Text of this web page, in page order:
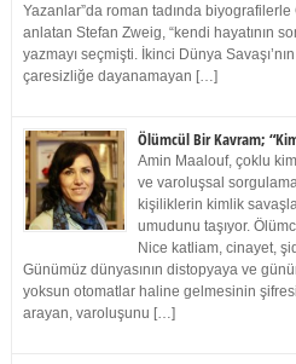
Yazanlar”da roman tadında
anlatan Stefan Zweig, “kendi hayatının
yazmayı seçmişti. İkinci Dünya
çaresizliğe dayanamayan […]
Ölümcül Bir Kavram;
Amin Maalouf, çoklu
ve varoluşsal
kişiliklerin kimlik
umudunu taşıyor.
Nice katliam, cinayet,
Günümüz dünyasının distopyaya ve
yoksun otomatlar haline gelmesinin
arayan, varoluşunu […]